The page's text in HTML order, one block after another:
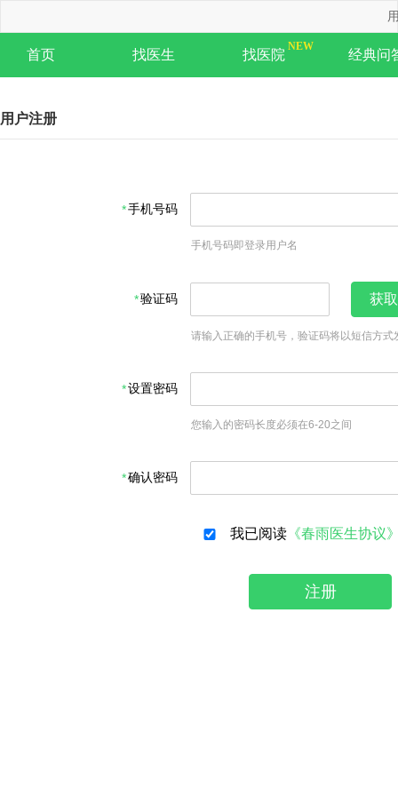
首页 找医生 找医院 经典问
用户注册
手机号码
手机号码即登录用户名
验证码 获
请输入正确的手机号，验证码将以短信方式
设置密码
您输入的密码长度必须在6-20之间
确认密码
我已阅读 《春雨医生协议
注册